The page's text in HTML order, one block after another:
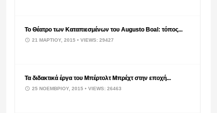
Το Θέατρο των Καταπιεσμένων του Augusto Boal: τόπος...
21 ΜΑΡΤΊΟΥ, 2015• VIEWS: 29427
Τα διδακτικά έργα του Μπέρτολτ Μπρέχτ στην εποχή...
25 ΝΟΕΜΒΡΊΟΥ, 2015• VIEWS: 26463